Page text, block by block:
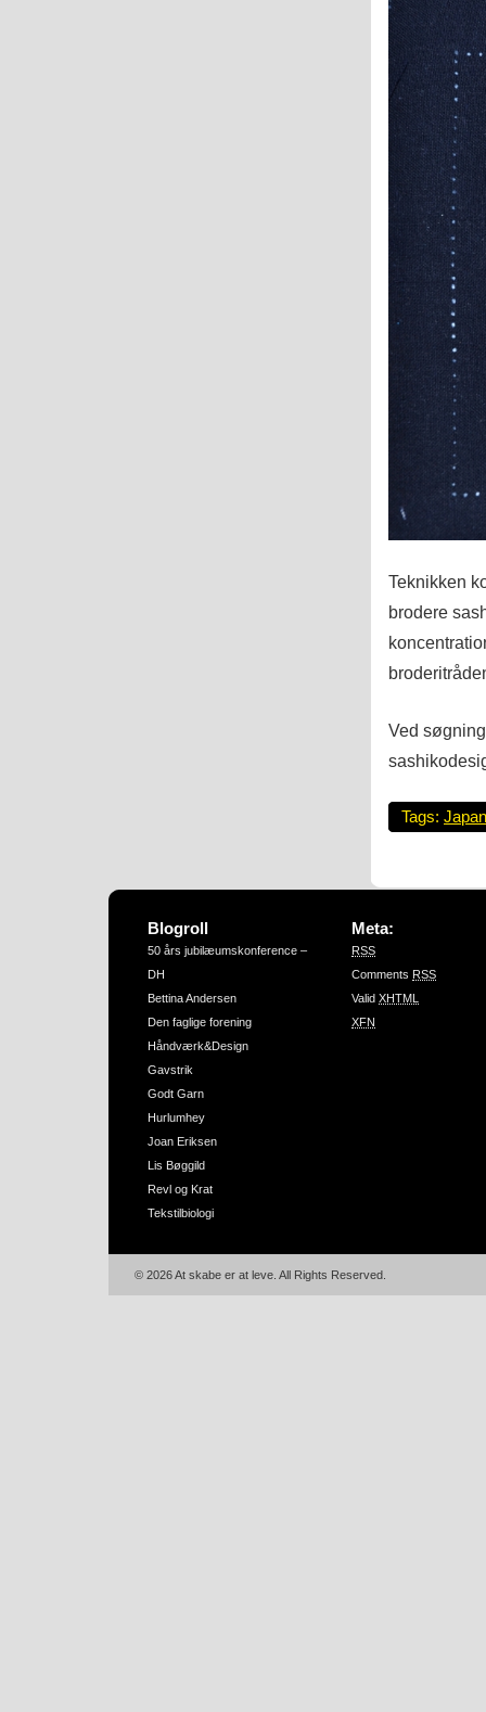
Teknikken
brodere
Ved
Tags:
Blogroll
50 års jubilæumskonference –
DH
Bettina Andersen
Den faglige forening
Håndværk&Design
Gavstrik
Godt Garn
Hurlumhey
Joan Eriksen
Lis Bøggild
Revl og Krat
Tekstilbiologi
Meta:
RSS
Comments RSS
Valid XHTML
XFN
© 2026 At skabe er at leve. All Rights Reserved.